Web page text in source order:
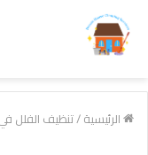
الرئيسية/تنظيف الفلل